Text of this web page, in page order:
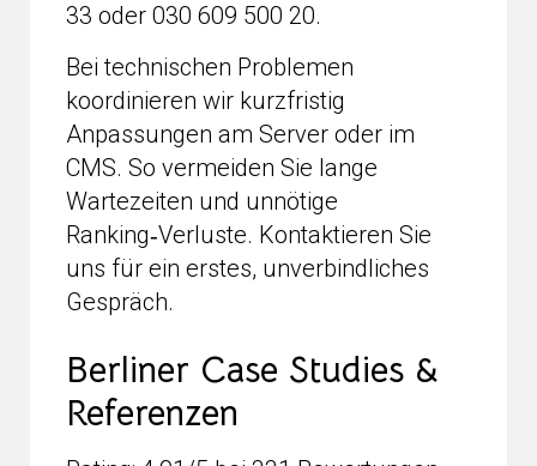
33 oder 030 609 500 20.
Bei technischen Problemen
koordinieren wir kurzfristig
Anpassungen am Server oder im
CMS. So vermeiden Sie lange
Wartezeiten und unnötige
Ranking‑Verluste. Kontaktieren Sie
uns für ein erstes, unverbindliches
Gespräch.
Berliner Case Studies &
Referenzen